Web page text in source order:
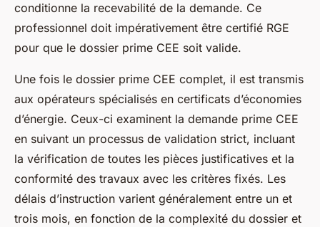
conditionne la recevabilité de la demande. Ce
professionnel doit impérativement être certifié RGE
pour que le dossier prime CEE soit valide.
Une fois le dossier prime CEE complet, il est transmis
aux opérateurs spécialisés en certificats d’économies
d’énergie. Ceux-ci examinent la demande prime CEE
en suivant un processus de validation strict, incluant
la vérification de toutes les pièces justificatives et la
conformité des travaux avec les critères fixés. Les
délais d’instruction varient généralement entre un et
trois mois, en fonction de la complexité du dossier et